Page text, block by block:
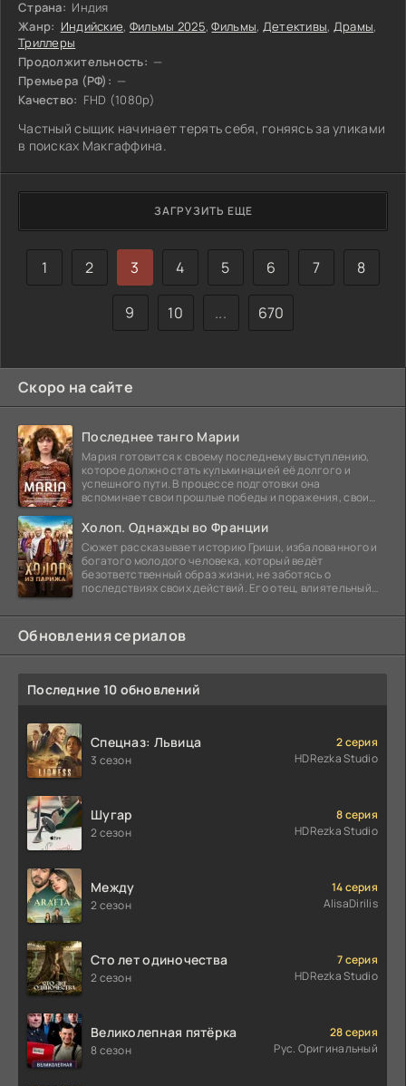
Страна: Индия
Жанр: Индийские, Фильмы 2025,Фильмы, Детективы, Драмы,
Триллеры
Продолжительность: —
Премьера (РФ): —
Качество: FHD (1080p)
Частный сыщик начинает терять себя, гоняясь за уликами
в поисках Макгаффина.
ЗАГРУЗИТЬ ЕЩЕ
1 2 3 4 5 6 7 8
9 10 ... 670
Скоро на сайте
Последнее танго Марии
Мария готовится к своему последнему выступлению,
которое должно стать кульминацией её долгого и
успешного пути. В процессе подготовки она
вспоминает свои прошлые победы и поражения, свои
Холоп. Однажды во Франции
Сюжет рассказывает историю Гриши, избалованного и
богатого молодого человека, который ведёт
безответственный образ жизни, не заботясь о
последствиях своих действий. Его отец, влиятельный
Обновления сериалов
Последние 10 обновлений
Спецназ: Львица
3 сезон
2 серия
HDRezka Studio
Шугар
2 сезон
8 серия
HDRezka Studio
Между
2 сезон
14 серия
AlisaDirilis
Сто лет одиночества
2 сезон
7 серия
HDRezka Studio
Великолепная пятёрка
8 сезон
28 серия
Рус. Оригинальный